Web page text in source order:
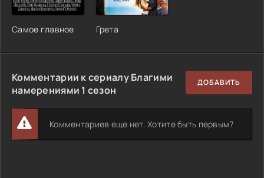
Самое главное Грета
Комментарии к сериалу Благими
намерениями 1 сезон
ДОБАВИТЬ
Комментариев еще нет. Хотите быть первым?